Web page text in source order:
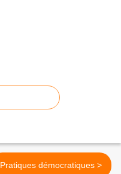
Pratiques démocratiques >